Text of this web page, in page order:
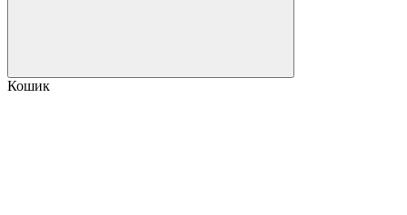
Кошик